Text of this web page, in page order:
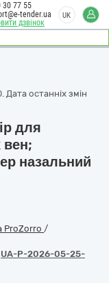
дзвінок
30 77 55
tender.ua
UK
останніх змін
для
вен;
назальний
ProZorro /
UA-P-2026-05-25-